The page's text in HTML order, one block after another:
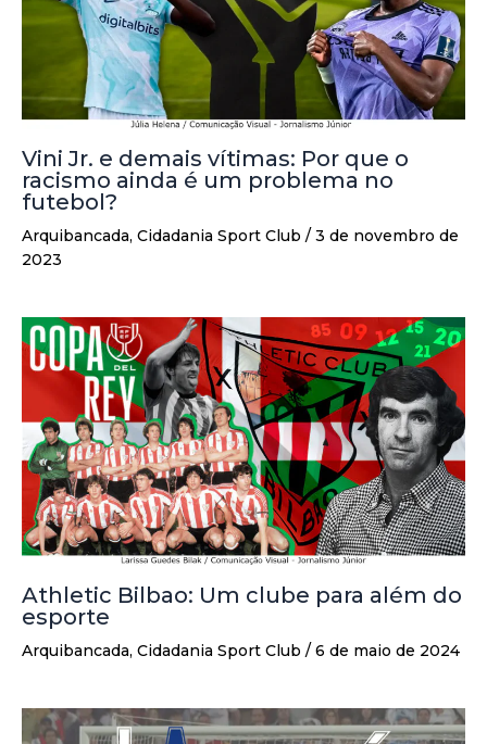
Vini Jr. e demais vítimas: Por que o
racismo ainda é um problema no
futebol?
Arquibancada, Cidadania Sport Club / 3 de novembro de
2023
Athletic Bilbao: Um clube para além do
esporte
Arquibancada, Cidadania Sport Club / 6 de maio de 2024